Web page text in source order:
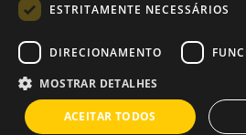
que Precisas Saber
ESTRITAMENTE NECESSÁRIOS
DIRECIONAMENTO
MOSTRAR DETALHES
ACEITAR TODOS